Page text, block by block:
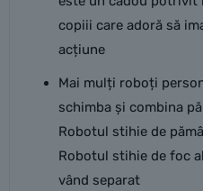
copiii care adoră să
acțiune
Mai mulți roboți
schimba și combina
Robotul stihie de
Robotul stihie de foc
vând separat